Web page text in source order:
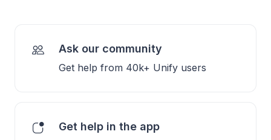
Ask our community
Get help from 40k+ Unify users
Get help in the app